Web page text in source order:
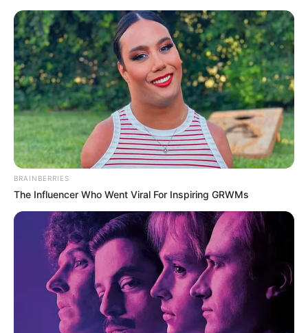
BRAINBERRIES
The Influencer Who Went Viral For Inspiring GRWMs